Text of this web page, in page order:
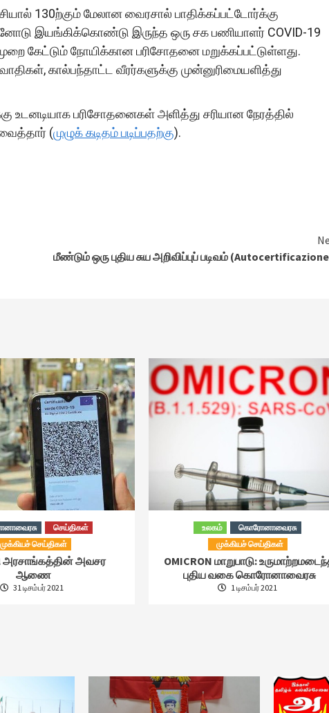
130ற்கும் மேலான வைரசால் பாதிக்கப்பட்டோர்க்கு
இயங்கிக்கொண்டு இருந்த ஒரு சக பணியாளர் COVID-19
கேட்டும் நோயிக்கான பரிசோதனை மறுக்கப்பட்டுள்ளது.
கால்பந்தாட்ட வீரர்களுக்கு முன்னுரிமையளித்து
உடனடியாக பரிசோதனைகள் அளித்து சரியான நேரத்தில்
(முழுக் கடிதம் படிப்பதற்கு).
மீண்டும் ஒரு புதிய சுய அறிவிப்புப் படிவம்
செய்திகள்
முக்கியச் செய்திகள்
அரசாங்கத்தின் அவசர
ஆணை
31 டிசம்பர் 2021
உலகம்
கொரோனாவைரசு
முக்கியச் செய்திகள்
OMICRON மாறுபாடு:
புதிய வகை கொரோனாவைரசு
1 டிசம்பர் 2021